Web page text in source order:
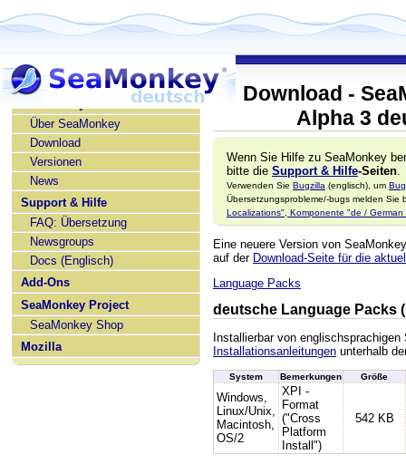
SeaMonkey deutsch
Über SeaMonkey
Download
Versionen
News
Support & Hilfe
FAQ: Übersetzung
Newsgroups
Docs (Englisch)
Add-Ons
SeaMonkey Project
SeaMonkey Shop
Mozilla
Download -
Alpha 3
Wenn Sie Hilfe zu SeaMonkey
bitte die Support & Hilfe-Seiten
Verwenden Sie Bugzilla (englisch), um
Übersetzungsprobleme/-bugs melden Sie
Localizations", Komponente "de / German
Eine neuere Version von
auf der Download-Seite für die
Language Packs
deutsche Language Packs
Installierbar von englischsprachigen
Installationsanleitungen unterhalb
System Bemerkungen Größe
Windows,
Linux/Unix,
Macintosh,
OS/2
XPI -
Format
("Cross
Platform
Install")
542 KB